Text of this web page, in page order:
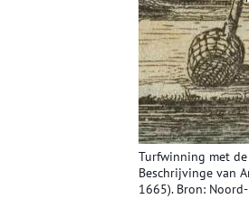
Turfwinning met
Beschrijvinge van
1665). Bron: